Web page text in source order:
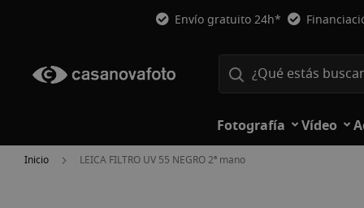
Envío gratuito 24h*
Fotografía Vídeo
Inicio LEICA FILTRO UV 55 NEGRO 2ª mano